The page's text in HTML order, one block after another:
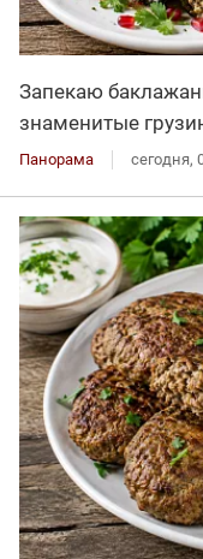
Запекаю
знаменитые
Панорама сегодня,